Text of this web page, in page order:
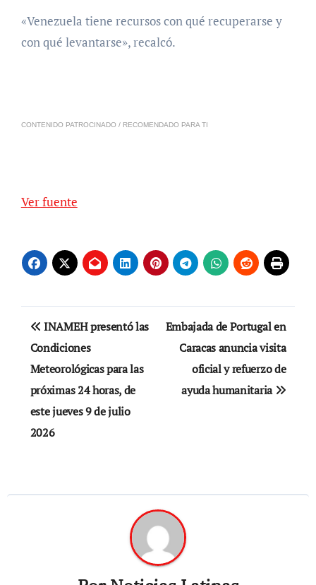
«Venezuela tiene recursos con qué recuperarse y
con qué levantarse», recalcó.
CONTENIDO PATROCINADO / RECOMENDADO PARA TI
Ver fuente
Navegación
de
entradas
INAMEH presentó las
Condiciones
Meteorológicas para las
próximas 24 horas, de
este jueves 9 de julio
2026
Embajada de Portugal en
Caracas anuncia visita
oficial y refuerzo de
ayuda humanitaria